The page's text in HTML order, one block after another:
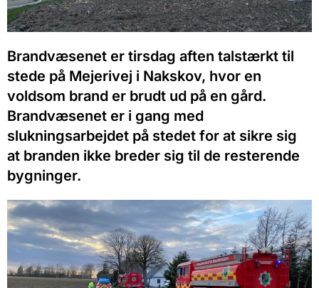
Brandvæsenet er tirsdag aften talstærkt til
stede på Mejerivej i Nakskov, hvor en
voldsom brand er brudt ud på en gård.
Brandvæsenet er i gang med
slukningsarbejdet på stedet for at sikre sig
at branden ikke breder sig til de resterende
bygninger.